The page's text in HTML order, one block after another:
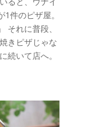
件のピザ屋。
それに普段、
きピザじゃな
続いて店へ。